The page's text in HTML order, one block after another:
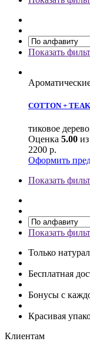
Показать
COTTON + TEAK
тиковое
Оценка 5.00
2200 р.
Оформить
Показать
Показать
Только
Бесплатная
Бонусы с
Красивая
Клиентам